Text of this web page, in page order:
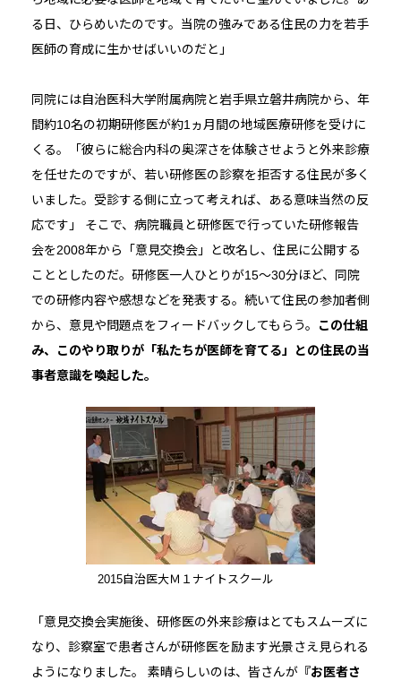
る日、ひらめいたのです。当院の強みである住民の力を若手
医師の育成に生かせばいいのだと」
同院には自治医科大学附属病院と岩手県立磐井病院から、年
間約10名の初期研修医が約1ヵ月間の地域医療研修を受けに
くる。「彼らに総合内科の奥深さを体験させようと外来診療
を任せたのですが、若い研修医の診察を拒否する住民が多く
いました。受診する側に立って考えれば、ある意味当然の反
応です」 そこで、病院職員と研修医で行っていた研修報告
会を2008年から「意見交換会」と改名し、住民に公開する
こととしたのだ。研修医一人ひとりが15～30分ほど、同院
での研修内容や感想などを発表する。続いて住民の参加者側
から、意見や問題点をフィードバックしてもらう。
この仕組
み、このやり取りが「私たちが医師を育てる」との住民の当
事者意識を喚起した。
2015自治医大Ｍ１ナイトスクール
「意見交換会実施後、研修医の外来診療はとてもスムーズに
なり、診察室で患者さんが研修医を励ます光景さえ見られる
ようになりました。 素晴らしいのは、皆さんが『お医者さ